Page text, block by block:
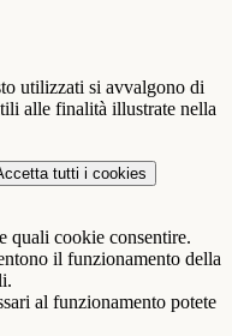
utilizzati si avvalgono di
alle finalità illustrate nella
tutti i cookies
quali cookie consentire.
il funzionamento della
al funzionamento potete